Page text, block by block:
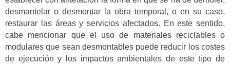
desmantelar o desmontar la obra temporal, o en su caso,
restaurar las áreas y servicios afectados. En este sentido,
cabe mencionar que el uso de materiales reciclables o
modulares que sean desmontables puede reducir los costes
de ejecución y los impactos ambientales de este tipo de